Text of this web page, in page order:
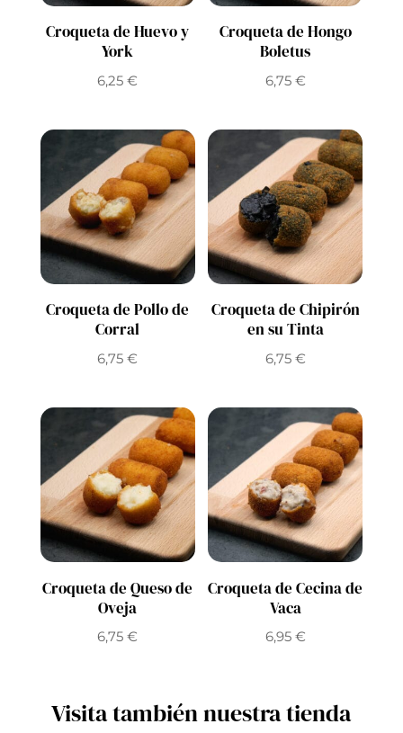
Croqueta de Huevo y
York
6,25€
Croqueta de Hongo
Boletus
6,75 €
Croqueta de Pollo de
Corral
6,75€
Croqueta de Chipirón
en su Tinta
6,75 €
Croqueta de Queso de
Oveja
6,75€
Croqueta de Cecina de
Vaca
6,95 €
Visita también nuestra tienda